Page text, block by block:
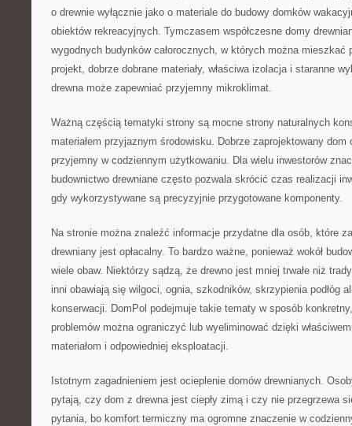
o drewnie wyłącznie jako o materiale do budowy domków
obiektów rekreacyjnych. Tymczasem współczesne domy
wygodnych budynków całorocznych, w których można mieszkać
projekt, dobrze dobrane materiały, właściwa izolacja i staranne
drewna może zapewniać przyjemny mikroklimat.
Ważną częścią tematyki strony są mocne strony naturalnych
materiałem przyjaznym środowisku. Dobrze zaprojektowany dom
przyjemny w codziennym użytkowaniu. Dla wielu inwestorów
budownictwo drewniane często pozwala skrócić czas realizacji
gdy wykorzystywane są precyzyjnie przygotowane komponenty.
Na stronie można znaleźć informacje przydatne dla osób, które
drewniany jest opłacalny. To bardzo ważne, ponieważ wokół
wiele obaw. Niektórzy sądzą, że drewno jest mniej trwałe niż
inni obawiają się wilgoci, ognia, szkodników, skrzypienia podłóg
konserwacji. DomPol podejmuje takie tematy w sposób
problemów można ograniczyć lub wyeliminować dzięki
materiałom i odpowiedniej eksploatacji.
Istotnym zagadnieniem jest ocieplenie domów drewnianych.
pytają, czy dom z drewna jest ciepły zimą i czy nie przegrzewa
pytania, bo komfort termiczny ma ogromne znaczenie w